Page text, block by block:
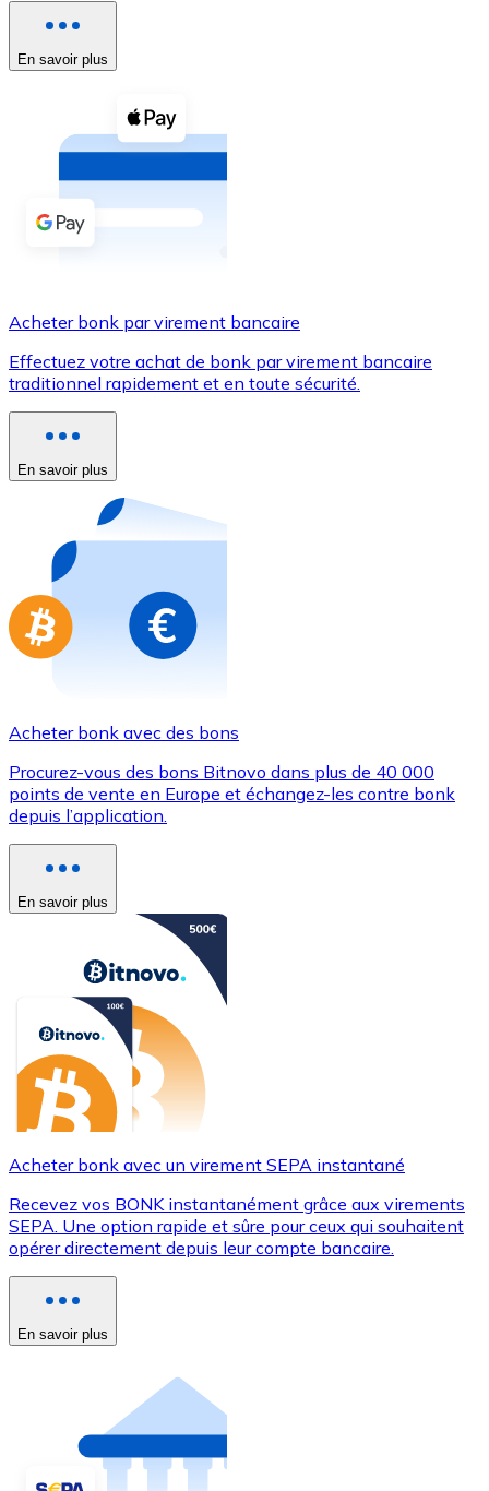
Voir toutes
Coupons crypto
Achetez des cryptomonnaies en espèces et d'autres
Acheter avec espèces
Virement SEPA
Utilisez les cartes Visa et Mastercard pour acheter
Acheter avec carte
Nouveau
Achetez des cartes-cadeaux de vos marques
Aller à la boutique de cartes-cadeaux
En savoir plus
Acheter bonk par virement bancaire
Effectuez votre achat de bonk par virement bancaire
traditionnel rapidement et en toute sécurité.
En savoir plus
Acheter bonk avec des bons
Procurez-vous des bons Bitnovo dans plus de 40 000
points de vente en Europe et échangez-les contre bonk
depuis l’application.
En savoir plus
Acheter bonk avec un virement SEPA instantané
Recevez vos BONK instantanément grâce aux virements
SEPA. Une option rapide et sûre pour ceux qui souhaitent
opérer directement depuis leur compte bancaire.
En savoir plus